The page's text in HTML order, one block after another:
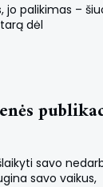
jo palikimas –
dėl
savo
savo vaikus,